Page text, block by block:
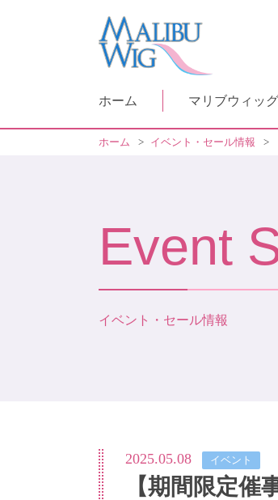
ホーム マリブウィッ
ホーム > イベント・セール情報 >
Event
イベント・セール情報
2025.05.08 イベント
【期間限定催